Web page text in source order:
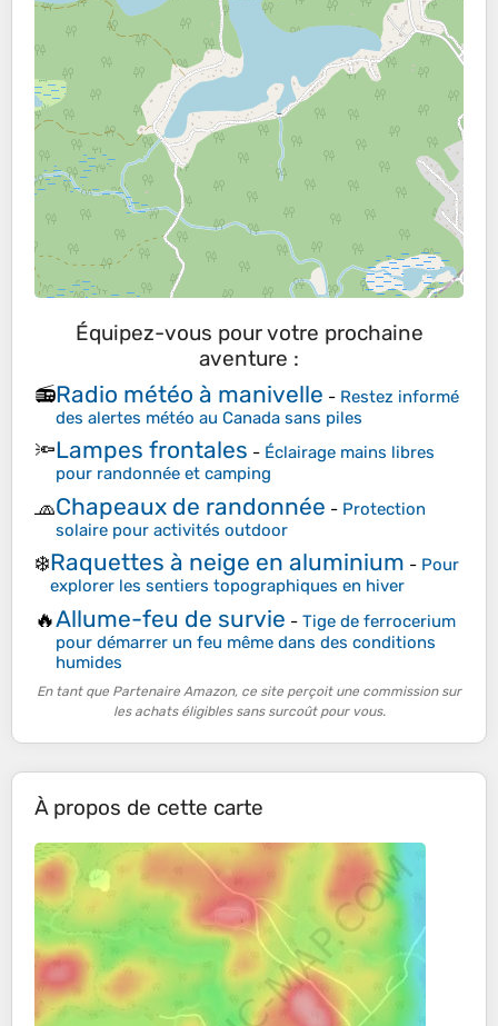
Équipez-vous pour votre prochaine
aventure :
📻Radio météo à manivelle - Restez informé
des alertes météo au Canada sans piles
🔦Lampes frontales - Éclairage mains libres
pour randonnée et camping
🧢Chapeaux de randonnée - Protection
solaire pour activités outdoor
❄️Raquettes à neige en aluminium - Pour
explorer les sentiers topographiques en hiver
🔥Allume-feu de survie - Tige de ferrocerium
pour démarrer un feu même dans des conditions
humides
En tant que Partenaire Amazon, ce site perçoit une commission sur
les achats éligibles sans surcoût pour vous.
À propos de cette carte